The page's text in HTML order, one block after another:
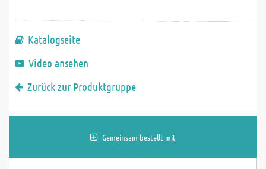
Katalogseite
Video ansehen
Zurück zur Produktgruppe
Gemeinsam bestellt mit